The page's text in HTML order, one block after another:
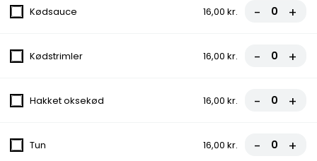
Icebergsalat, Tomat, Agurk, Ærter, Majs,
Citron, Løg
Salat, Agurk, Løg, Tomat
Kødsauce 16,00 kr. - +
Kødstrimler 16,00 kr. - +
Hakket oksekød 16,00 kr. - +
Tun 16,00 kr. - +